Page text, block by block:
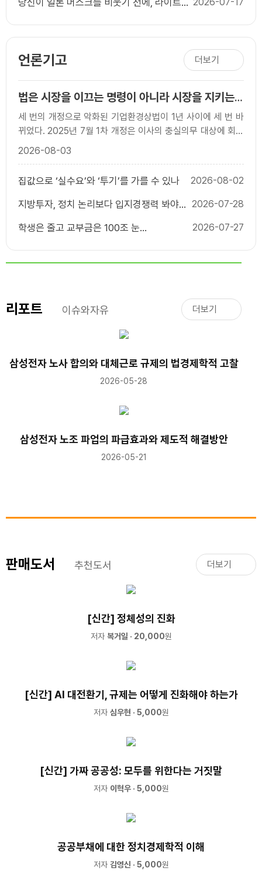
당신이 일론 머스크를 비웃기 전에, 라이트
언론기고 더보기
법은 시장을 이끄는 명령이 아니라 시장을 지키는
규칙이어야 한다
세 번의 개정으로 악화된 기업환경상법이 1년 사이에 세 번 바
뀌었다. 2025년 7월 1차 개정은 이사의 충실의무 대상에 회사
와 함께 `주주’를 넣었고, 사외이사의 이름..
2026-08-03
집값으로 ‘실수요’와 ‘투기’를 가를 수 있나 2026-08-02
지방투자, 정치 논리보다 입지경쟁력 봐야
2026-07-28
학생은 줄고 교부금은 100조 눈
2026-07-27
리포트 이슈와자유 더보기
삼성전자 노사 합의와 대체근로 규제의 법경제학적 고찰
2026-05-28
삼성전자 노조 파업의 파급효과와 제도적 해결방안
2026-05-21
판매도서 추천도서 더보기
[신간] 정체성의 진화
저자 복거일 · 20,000원
[신간] AI 대전환기, 규제는 어떻게 진화해야 하는가
저자 심우현 · 5,000원
[신간] 가짜 공공성: 모두를 위한다는 거짓말
저자 이혁우· 5,000원
공공부채에 대한 정치경제학적 이해
저자 김영신 · 5,000원